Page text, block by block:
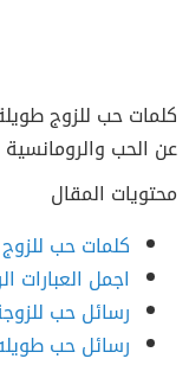
كلمات حب للزوج
عن الحب
محتويات المقال
كلمات حب
اجمل العبارات
رسائل حب
رسائل حب